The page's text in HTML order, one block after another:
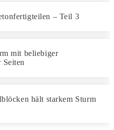
– Teil 3
mit beliebiger
hält starkem Sturm